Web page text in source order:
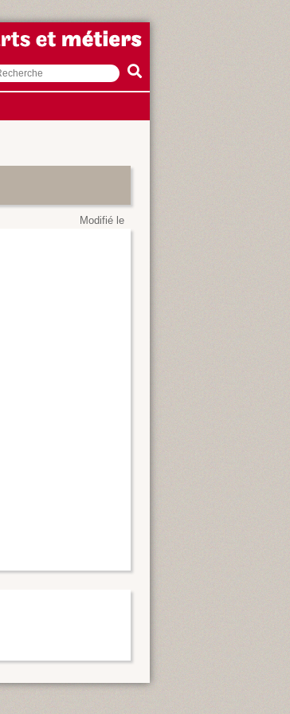
Modifié le